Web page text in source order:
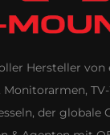
Hersteller von
Monitorarmen,
der globale